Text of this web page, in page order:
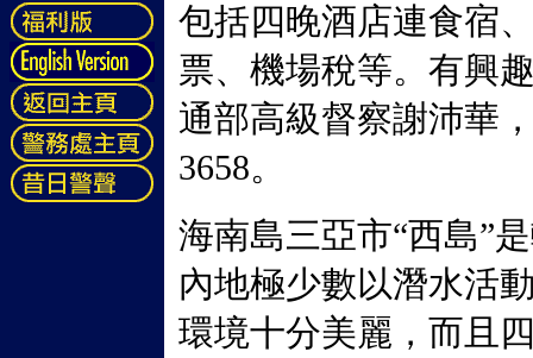
包括四晚酒店連食宿
票、機場稅等。有興
通部高級督察謝沛華
3658。
海南島三亞市“西島”
內地極少數以潛水活
環境十分美麗，而且